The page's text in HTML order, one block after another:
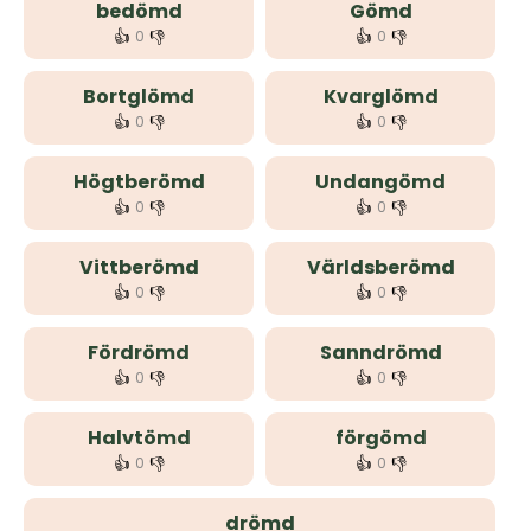
bedömd
👍 0 👎
Gömd
👍 0 👎
Bortglömd
👍 0 👎
Kvarglömd
👍 0 👎
Högtberömd
👍 0 👎
Undangömd
👍 0 👎
Vittberömd
👍 0 👎
Världsberömd
👍 0 👎
Fördrömd
👍 0 👎
Sanndrömd
👍 0 👎
Halvtömd
👍 0 👎
förgömd
👍 0 👎
drömd